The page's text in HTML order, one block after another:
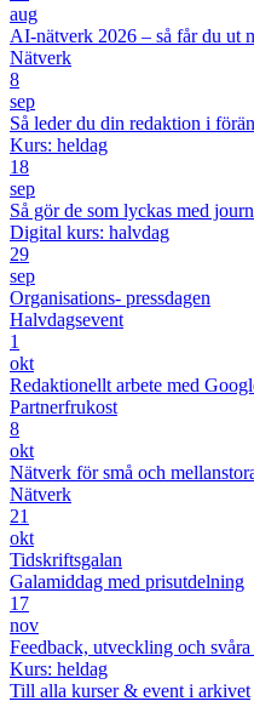
aug
AI-nätverk 2026 – så får du ut
Nätverk
8
sep
Så leder du din redaktion i
Kurs: heldag
18
sep
Så gör de som lyckas med
Digital kurs: halvdag
29
sep
Organisations- pressdagen
Halvdagsevent
1
okt
Redaktionellt arbete med
Partnerfrukost
8
okt
Nätverk för små och
Nätverk
21
okt
Tidskriftsgalan
Galamiddag med prisutdelning
17
nov
Feedback, utveckling och svåra
Kurs: heldag
Till alla kurser & event i arkivet